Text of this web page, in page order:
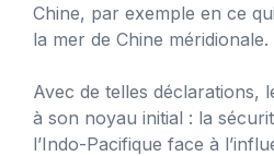
Chine, par exemple en ce
la mer de Chine méridionale.
Avec de telles déclarations,
à son noyau initial : la
l’Indo-Pacifique face à